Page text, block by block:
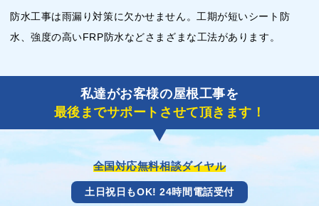
防水工事は雨漏り対策に欠かせません。工期が短いシート防
水、強度の高いFRP防水などさまざまな工法があります。
私達がお客様の屋根工事を
最後までサポートさせて頂きます！
全国対応無料相談ダイヤル
土日祝日もOK! 24時間電話受付